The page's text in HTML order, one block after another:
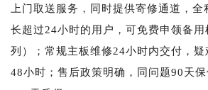
上门取送服务，同时提供寄修通道，
长超过24小时的用户，可免费申领备用
列）；常规主板维修24小时内交付，疑
48小时；售后政策明确，同问题90天